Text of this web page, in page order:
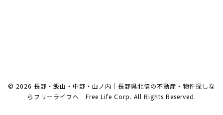
© 2026 長野・飯山・中野・山ノ内｜長野県北信の不動産・物件探しな
らフリーライフへ Free Life Corp. All Rights Reserved.